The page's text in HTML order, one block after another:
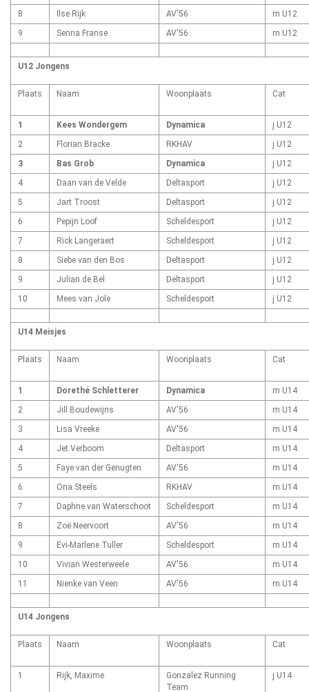
8
Ilse Rijk AV'56
m U12
9
Senna Franse AV'56 m U12
U12 Jongens
Plaats Naam Woonplaats Cat
1 Kees Wondergem Dynamica
j U12
2
Florian Bracke RKHAV
j U12
3
Bas Grob Dynamica
j U12
4
Daan van de Velde Deltasport
j U12
5
Jart Troost Deltasport
j U12
6
Pepijn Loof Scheldesport
j U12
7
Rick Langeraert Scheldesport
j U12
8
Siebe van den Bos Deltasport
j U12
9
Julian de Bel Deltasport
j U12
10
Mees van Jole Scheldesport j U12
U14 Meisjes
Plaats Naam Woonplaats Cat
1 Dorethé Schletterer Dynamica
m U14
2
Jill Boudewijns AV'56
m U14
3
Lisa Vreeke AV'56
m U14
4
Jet Verboom Deltasport
m U14
5
Faye van der Genugten AV'56
m U14
6
Ona Steels RKHAV
m U14
7
Daphne van Waterschoot Scheldesport
m U14
8
Zoë Neervoort AV'56
m U14
9
Evi-Marlene Tuller Scheldesport
m U14
10
Vivian Westerweele AV'56
m U14
11
Nienke van Veen AV'56 m U14
U14 Jongens
Plaats Naam Woonplaats Cat
1 Rijk, Maxime
Gonzalez Running
Team
j U14